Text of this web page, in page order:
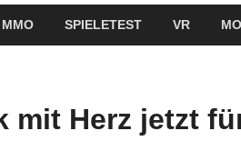
MMO SPIELETEST VR
mit Herz jetzt